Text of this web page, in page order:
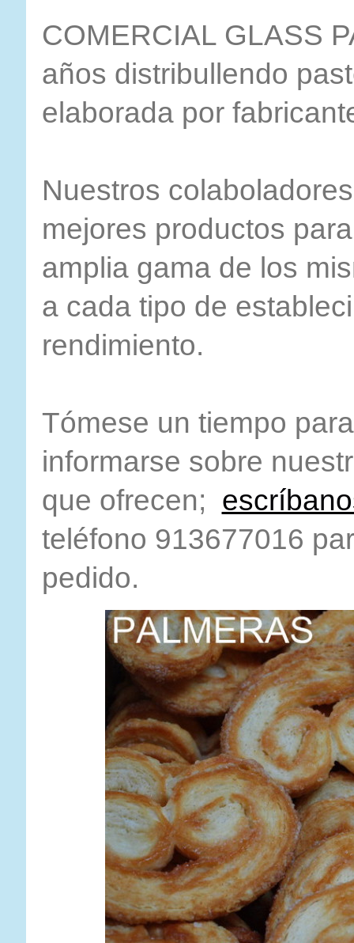
COMERCIAL GLASS
años distribullendo
elaborada por
Nuestros
mejores productos
amplia gama de los
a cada tipo de
rendimiento.
Tómese un tiempo
informarse sobre
que ofrecen;
teléfono 913677016
pedido.